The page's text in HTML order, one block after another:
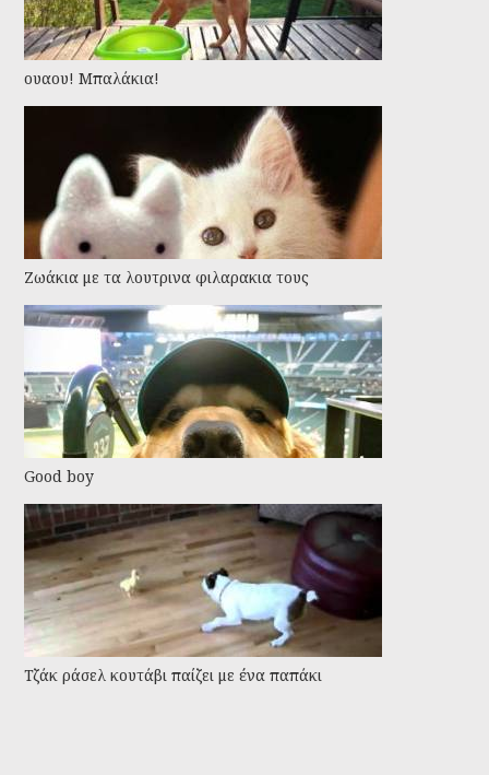
ουαου! Μπαλάκια!
Ζωάκια με τα λουτρινα φιλαρακια τους
Good boy
Τζάκ ράσελ κουτάβι παίζει με ένα παπάκι